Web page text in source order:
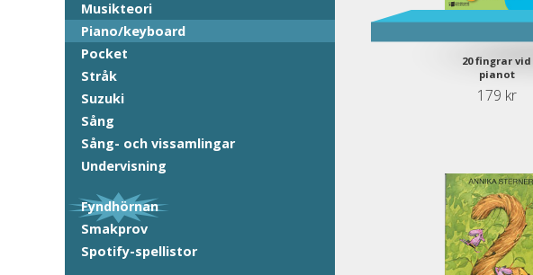
Musikteori
Piano/keyboard
Pocket
Stråk
Suzuki
Sång
Sång- och vissamlingar
Undervisning
Fyndhörnan
Smakprov
Spotify-spellistor
20 fingrar vid
pianot
179 kr